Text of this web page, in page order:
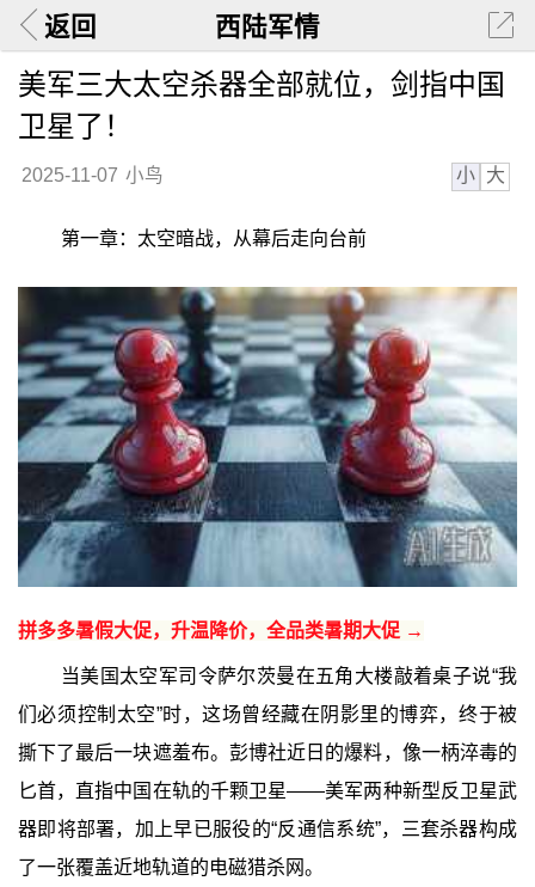
返回 西陆军情
美军三大太空杀器全部就位，剑指中国
卫星了！
2025-11-07 小鸟 小 大
第一章：太空暗战，从幕后走向台前
拼多多暑假大促，升温降价，全品类暑期大促 →
当美国太空军司令萨尔茨曼在五角大楼敲着桌子说“我
们必须控制太空”时，这场曾经藏在阴影里的博弈，终于被
撕下了最后一块遮羞布。彭博社近日的爆料，像一柄淬毒的
匕首，直指中国在轨的千颗卫星——美军两种新型反卫星武
器即将部署，加上早已服役的“反通信系统”，三套杀器构成
了一张覆盖近地轨道的电磁猎杀网。